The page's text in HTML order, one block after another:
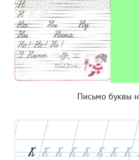
Письмо буквы н